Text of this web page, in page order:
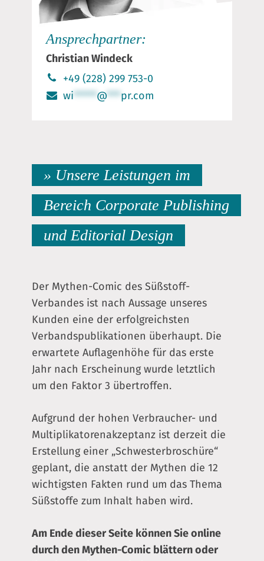
Ansprechpartner:
Christian Windeck
+49 (228) 299 753-0
wi*****@***pr.com
» Unsere Leistungen im
Bereich Corporate Publishing
und Editorial Design
Der Mythen-Comic des Süßstoff-
Verbandes ist nach Aussage unseres
Kunden eine der erfolgreichsten
Verbandspublikationen überhaupt. Die
erwartete Auflagenhöhe für das erste
Jahr nach Erscheinung wurde letztlich
um den Faktor 3 übertroffen.
Aufgrund der hohen Verbraucher- und
Multiplikatorenakzeptanz ist derzeit die
Erstellung einer „Schwesterbroschüre“
geplant, die anstatt der Mythen die 12
wichtigsten Fakten rund um das Thema
Süßstoffe zum Inhalt haben wird.
Am Ende dieser Seite können Sie online
durch den Mythen-Comic blättern oder